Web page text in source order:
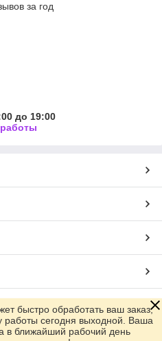
за год
до 19:00
быстро обработать ваш заказ,
работы сегодня выходной. Ваша
в ближайший рабочий день